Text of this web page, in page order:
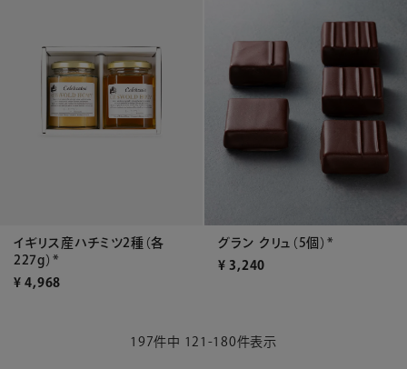
イギリス産ハチミツ2種（各
227g）*
¥ 4,968
グラン クリュ（5個）*
¥ 3,240
197件中 121 -180件表示